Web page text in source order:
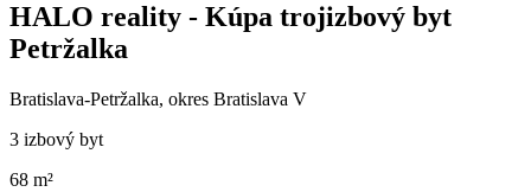
HALO reality - Kúpa trojizbový byt
Petržalka
Bratislava-Petržalka, okres Bratislava V
3 izbový byt
68 m²